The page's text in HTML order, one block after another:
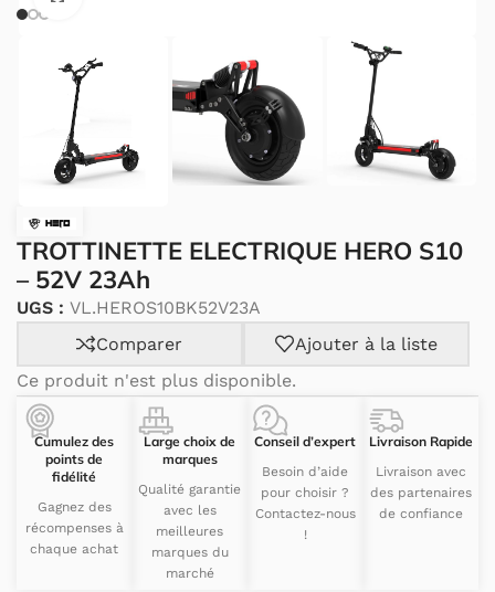
TROTTINETTE ELECTRIQUE HERO S10
– 52V 23Ah
UGS : VL.HEROS10BK52V23A
Comparer
Ajouter à la liste
Ce produit n'est plus disponible.
Cumulez des
points de
fidélité
Gagnez des
récompenses à
chaque achat
Large choix de
marques
Qualité garantie
avec les
meilleures
marques du
marché
Conseil d’expert
Besoin d’aide
pour choisir ?
Contactez-nous
!
Livraison Rapide
Livraison avec
des partenaires
de confiance